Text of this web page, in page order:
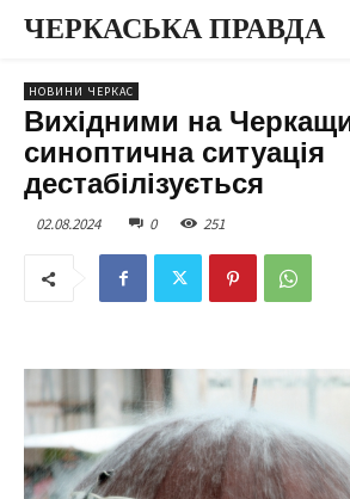
ЧЕРКАСЬКА ПРАВДА
НОВИНИ ЧЕРКАС
Вихідними на
синоптична ситуація
дестабілізується
02.08.2024 0 251